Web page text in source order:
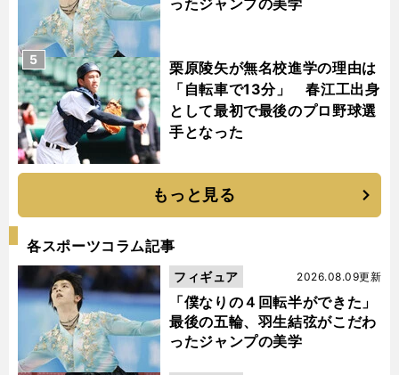
ったジャンプの美学
栗原陵矢が無名校進学の理由は
「自転車で13分」 春江工出身
として最初で最後のプロ野球選
手となった
5
もっと見る
各スポーツコラム記事
「僕なりの４回転半ができた」
最後の五輪、羽生結弦がこだわ
ったジャンプの美学
2026.08.09更新
フィギュア